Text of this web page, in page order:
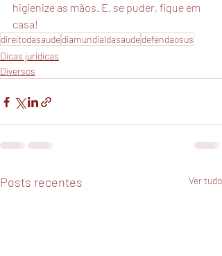
higienize as mãos. E, se puder, fique em
casa!
direitodasaudediamundialdasaudedefendaosus
Dicas jurídicas
Diversos
Posts recentes Ver tudo